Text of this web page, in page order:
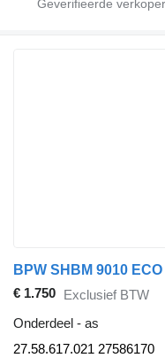
€ 1.750 Exclusief BTW
Onderdeel - as
27.58.617.021 27586170